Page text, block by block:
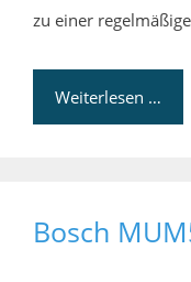
zu einer
Weiterlesen …
Bosch